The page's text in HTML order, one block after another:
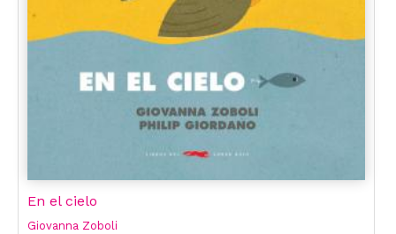
En el cielo
Giovanna Zoboli